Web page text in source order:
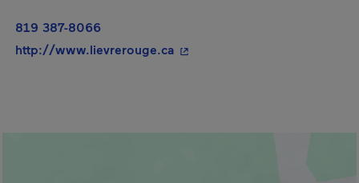
819 387-8066
http://www.lievrerouge.ca - Cet hyperlien s'ouvrira